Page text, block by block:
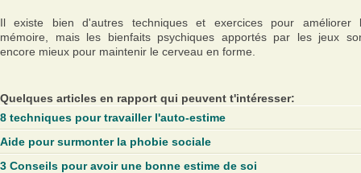
Il existe bien d'autres techniques et exercices pour améliorer
mémoire, mais les bienfaits psychiques apportés par les jeux
encore mieux pour maintenir le cerveau en forme.
Quelques articles en rapport qui peuvent t'intéresser:
8 techniques pour travailler l'auto-estime
Aide pour surmonter la phobie sociale
3 Conseils pour avoir une bonne estime de soi